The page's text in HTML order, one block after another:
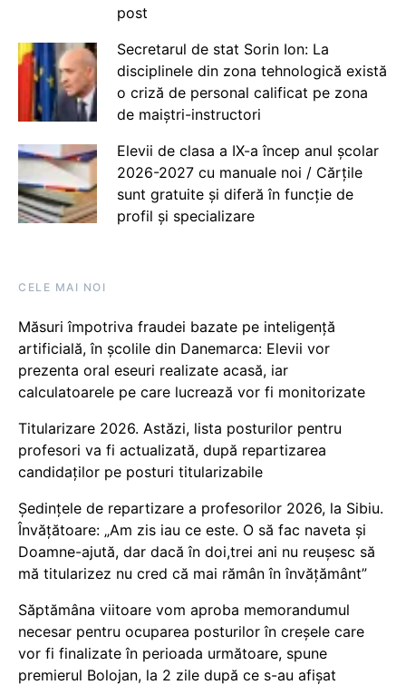
post
Secretarul de stat Sorin Ion: La
disciplinele din zona tehnologică există
o criză de personal calificat pe zona
de maiștri-instructori
Elevii de clasa a IX-a încep anul școlar
2026-2027 cu manuale noi / Cărțile
sunt gratuite și diferă în funcție de
profil și specializare
CELE MAI NOI
Măsuri împotriva fraudei bazate pe inteligență
artificială, în școlile din Danemarca: Elevii vor
prezenta oral eseuri realizate acasă, iar
calculatoarele pe care lucrează vor fi monitorizate
Titularizare 2026. Astăzi, lista posturilor pentru
profesori va fi actualizată, după repartizarea
candidaților pe posturi titularizabile
Ședințele de repartizare a profesorilor 2026, la Sibiu.
Învățătoare: „Am zis iau ce este. O să fac naveta și
Doamne-ajută, dar dacă în doi,trei ani nu reușesc să
mă titularizez nu cred că mai rămân în învățământ”
Săptămâna viitoare vom aproba memorandumul
necesar pentru ocuparea posturilor în creșele care
vor fi finalizate în perioada următoare, spune
premierul Bolojan, la 2 zile după ce s-au afișat